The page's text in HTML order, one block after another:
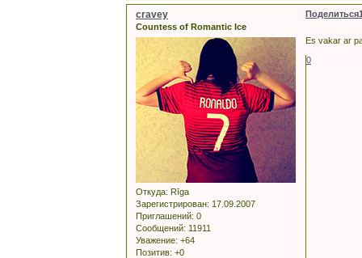
Поделиться
cravey
Countess of Romantic Ice
Откуда: Rīga
Зарегистрирован: 17.09.2007
Приглашений: 0
Сообщений: 11911
Уважение: +64
Позитив: +0
Es vakar ar
0